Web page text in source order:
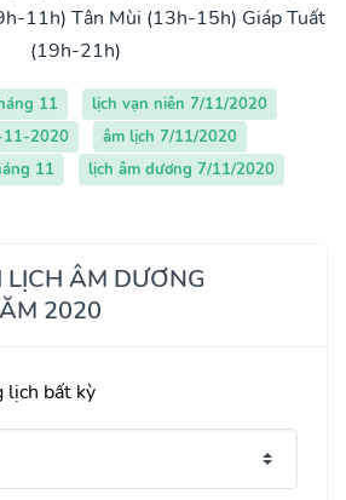
11h) Tân Mùi (13h-15h) Giáp Tuất
(19h-21h)
11
lịch vạn niên 7/11/2020
11-2020
âm lịch 7/11/2020
11
lịch âm dương 7/11/2020
ÂM DƯƠNG
2020
lịch bất kỳ